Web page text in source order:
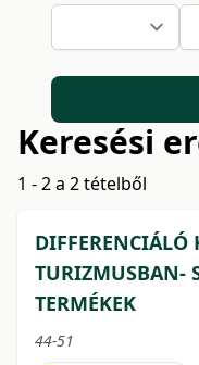
Keresési
1 - 2 a 2 tételből
DIFFERENCIÁLÓ
TURIZMUSBAN-
TERMÉKEK
44-51